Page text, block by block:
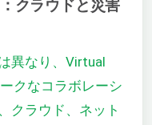
クラウドと災害
異なり、Virtual
クなコラボレーシ
クラウド、ネット